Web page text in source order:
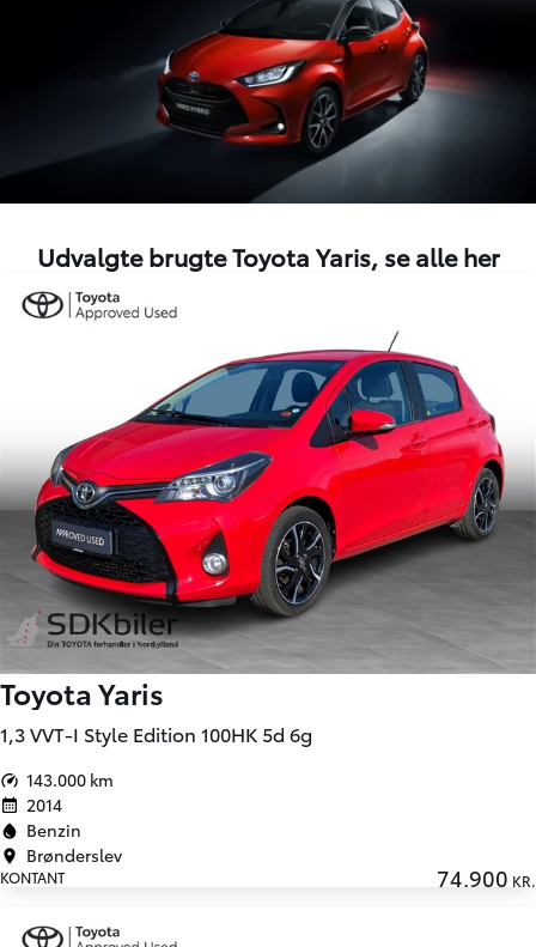
Udvalgte brugte Toyota Yaris,se alle her
Toyota Yaris
1,3 VVT-I Style Edition 100HK 5d 6g
143.000 km
2014
Benzin
Brønderslev
KONTANT 74.900 KR.